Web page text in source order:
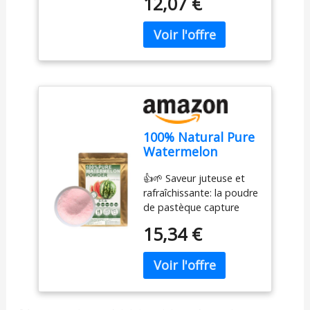
gluten, sans OGM
qualité, assurant un
produit pur et naturel
sans aucun additif
artificiel. Exhausteur de
saveur naturelle : offre
parfaite pour améliorer
les smoothies, les
desserts, les boissons et
les pâtisseries. Riche en
nutriments essentiels
tels que des vitamines,
des minéraux et des
offrant un coup de
pouce sain à n'importe
quel repas. Utilisation
culinaire polyvalente :
idéal pour une variété
100% Natural Pure
Watermelon
100g/3.52oz 西瓜粉
pastèque fruits
secs pour
smoothies, shakes,
pâtisseries et
boissons sans
conservateurs,
sans sucre ajouté
👍🌱 Saveur juteuse et
rafraîchissante: la poudre
de pastèque capture
juteuse mûre, offrant
une bouffée de douceur
rafraîchissante qui rend
les papilles
appétissantes. 👍🌱 Une
15,34 €